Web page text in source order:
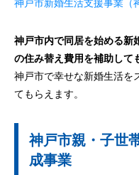
神戸市新婚生活支援事業（
神戸市内で同居を始める新
の住み替え費用を補助して
神戸市で幸せな新婚生活を
てもらえます。
神戸市親・子世
成事業